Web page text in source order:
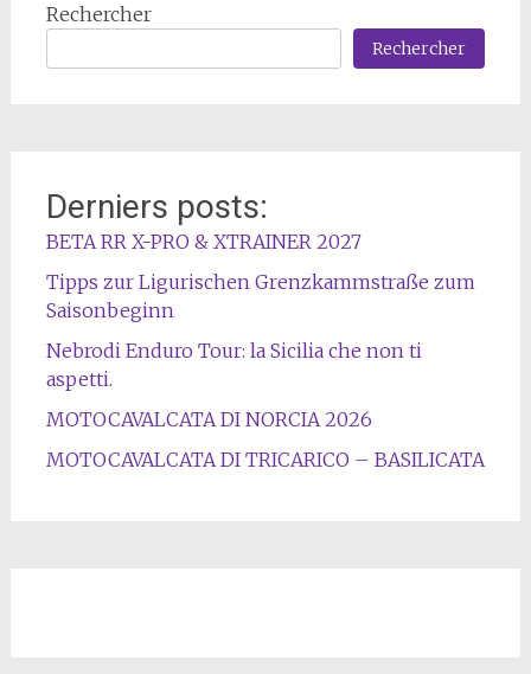
Rechercher
Rechercher
Derniers posts:
BETA RR X-PRO & XTRAINER 2027
Tipps zur Ligurischen Grenzkammstraße zum
Saisonbeginn
Nebrodi Enduro Tour: la Sicilia che non ti
aspetti.
MOTOCAVALCATA DI NORCIA 2026
MOTOCAVALCATA DI TRICARICO – BASILICATA